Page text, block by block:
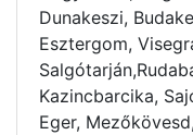
Dunakeszi,
Esztergom,
Kazincbarcika,
Eger,